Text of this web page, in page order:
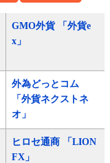
GMO外貨 「外貨e
x」
外為どっとコム
「外貨ネクストネ
オ」
ヒロセ通商 「LION
FX」